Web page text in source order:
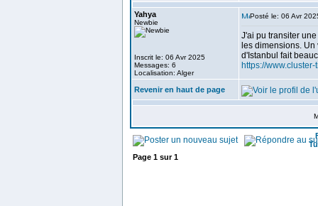
Yahya
Newbie
Inscrit le: 06 Avr 2025
Messages: 6
Localisation: Alger
Posté le: 06 Avr
J'ai pu transiter
les dimensions.
d'Istanbul fait
https://
Revenir en haut de page
Page 1 sur1